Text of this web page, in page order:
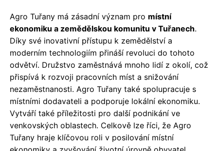
Agro Tuřany má zásadní význam pro místní
ekonomiku a zemědělskou komunitu v Tuřanech.
Díky své inovativní přístupu k zemědělství a
moderním technologiím přináší revoluci do tohoto
odvětví. Družstvo zaměstnává mnoho lidí z okolí, což
přispívá k rozvoji pracovních míst a snižování
nezaměstnanosti. Agro Tuřany také spolupracuje s
místními dodavateli a podporuje lokální ekonomiku.
Vytváří také příležitosti pro další podnikání ve
venkovských oblastech. Celkově lze říci, že Agro
Tuřany hraje klíčovou roli v posilování místní